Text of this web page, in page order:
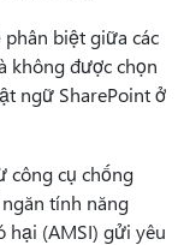
biệt giữa các
không được chọn
ngữ SharePoint ở
công cụ chống
tính năng
hại (AMSI) gửi yêu